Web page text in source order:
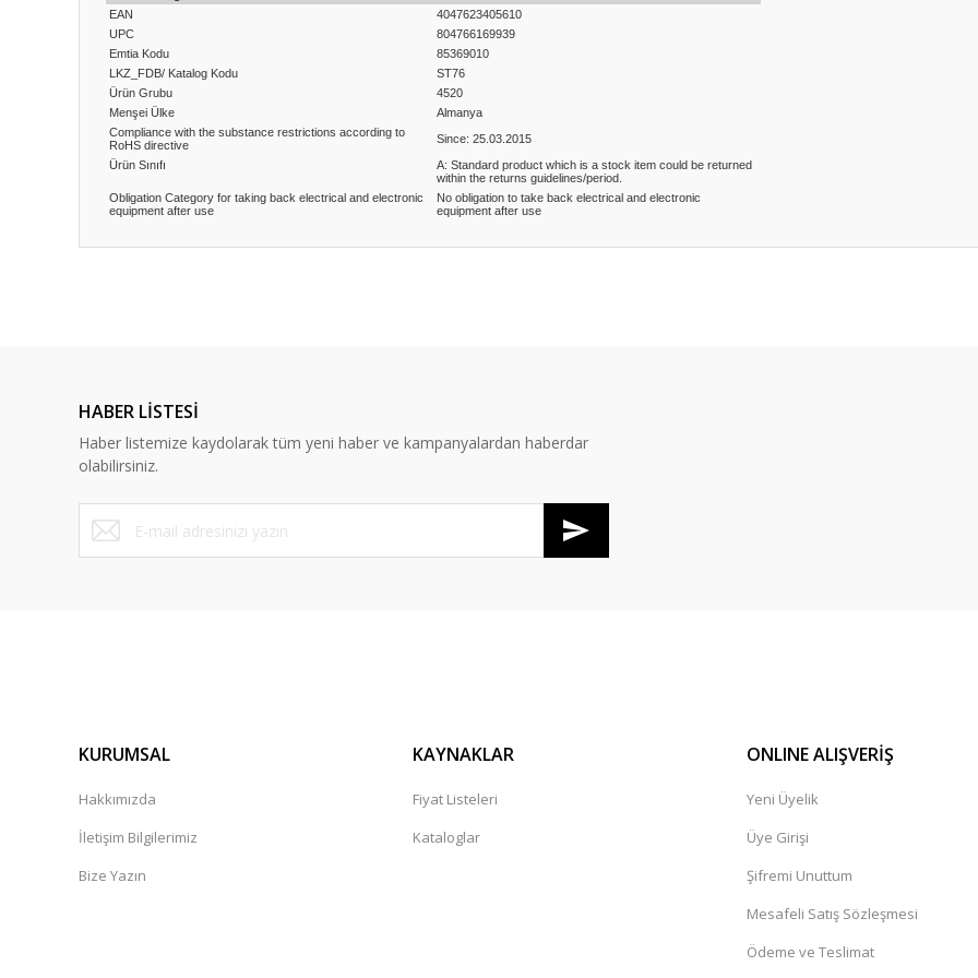
EAN
4047623405610
UPC
804766169939
Emtia Kodu
85369010
LKZ_FDB/ Katalog Kodu
ST76
Ürün Grubu
4520
Menşei Ülke
Almanya
Compliance with the substance restrictions according to
RoHS directive
Since: 25.03.2015
Ürün Sınıfı
A: Standard product which is a stock item could be returned
within the returns guidelines/period.
Obligation Category for taking back electrical and electronic
equipment after use
No obligation to take back electrical and electronic
equipment after use
Ürün bilgilerinde hatalar bulunuyor.
Ürün fiyatı diğer sitelerden daha pahalı.
HABER LİSTESİ
Haber listemize kaydolarak tüm yeni haber ve kampanyalardan haberdar
olabilirsiniz.
KURUMSAL
Hakkımızda
İletişim Bilgilerimiz
Bize Yazın
KAYNAKLAR
Fiyat Listeleri
Kataloglar
ONLINE ALIŞVERİŞ
Yeni Üyelik
Üye Girişi
Şifremi Unuttum
Mesafeli Satış Sözleşmesi
Ödeme ve Teslimat